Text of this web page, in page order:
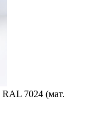
RAL 7024 (мат.